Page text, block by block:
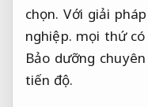
chọn. Với giải
nghiệp. mọi thứ
Bảo dưỡng
tiến độ.